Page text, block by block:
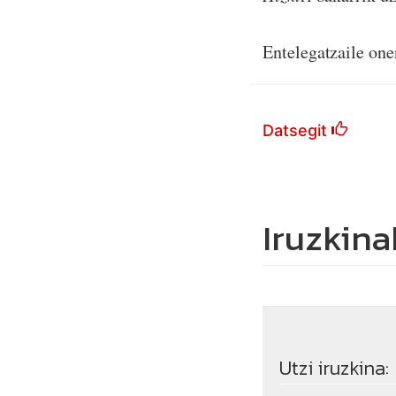
Entelegatzaile
Datsegit
Utzi iruzkina: